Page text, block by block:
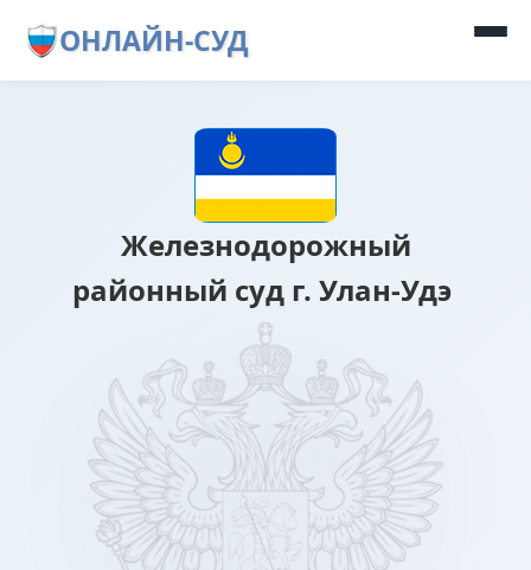
ОНЛАЙН-СУД
Железнодорожный
районный суд г. Улан-Удэ